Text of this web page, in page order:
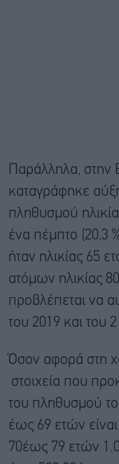
Παράλληλα, στην
καταγράφηκε
πληθυσμού
ένα πέμπτο (20,3
ήταν ηλικίας 65
ατόμων ηλικίας
προβλέπεται να
του 2019 και του
Όσον αφορά στη
στοιχεία που
του πληθυσμού
έως 69 ετών
70έως 79 ετών